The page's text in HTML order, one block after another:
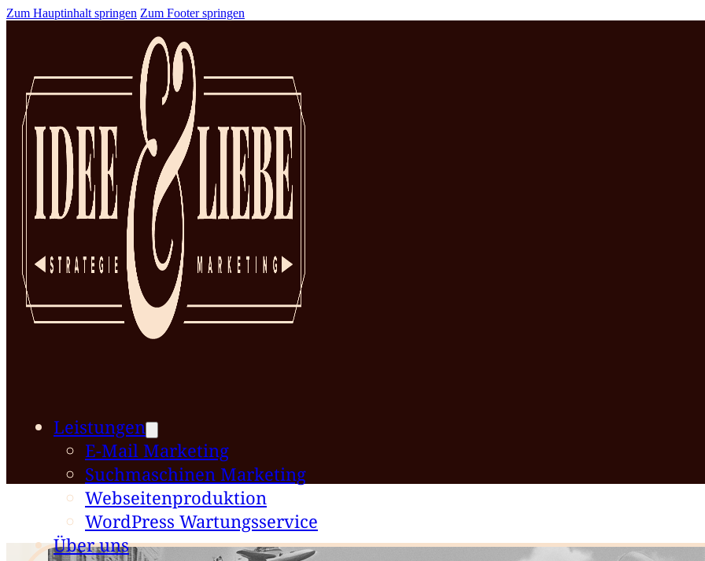
Zum Hauptinhalt springen Zum Footer springen
Leistungen
E-Mail Marketing
Suchmaschinen Marketing
Webseitenproduktion
WordPress Wartungsservice
Über uns